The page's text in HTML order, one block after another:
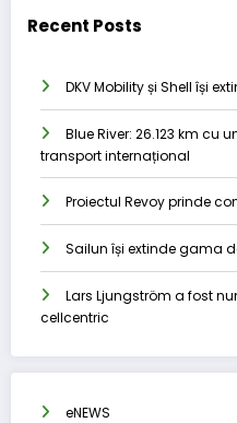
Recent Posts
DKV Mobility și Shell își
Blue River: 26.123 km cu
transport internațional
Proiectul Revoy prinde
Sailun își extinde gama
Lars Ljungström a fost
cellcentric
eNEWS